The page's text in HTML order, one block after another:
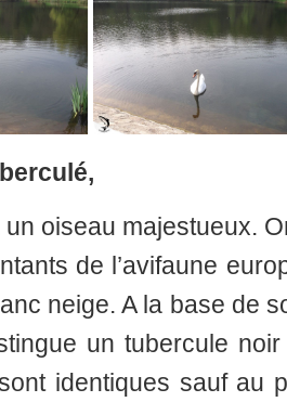
oiseau majestueux.
de l’avifaune
neige. A la base de
un tubercule
identiques sauf au